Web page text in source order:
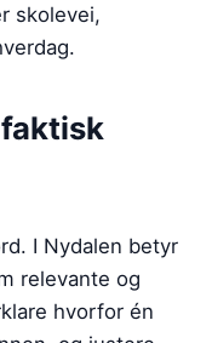
skolevei,
I Nydalen betyr
relevante og
hvorfor én